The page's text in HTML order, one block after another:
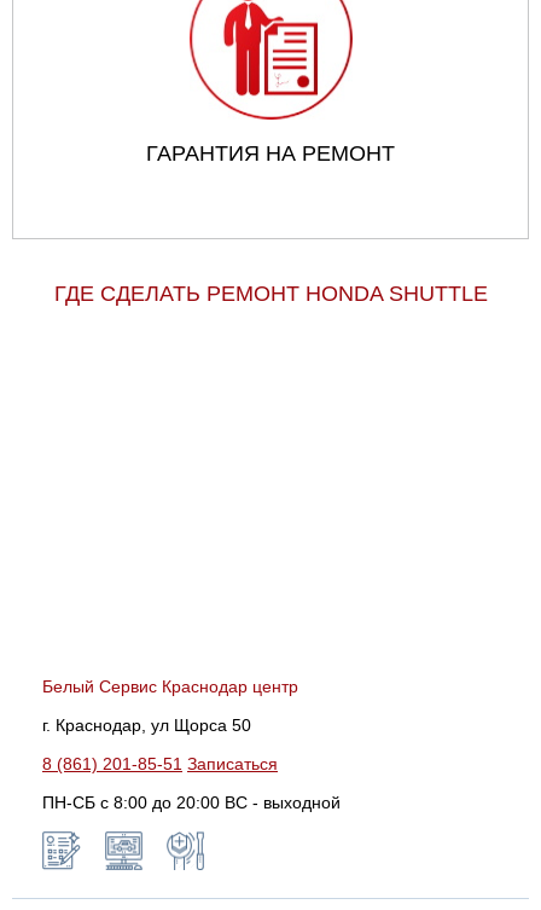
ГАРАНТИЯ НА РЕМОНТ
ГДЕ СДЕЛАТЬ РЕМОНТ HONDA SHUTTLE
Белый Сервис Краснодар центр
г. Краснодар, ул Щорса 50
8 (861) 201-85-51 Записаться
ПН-СБ с 8:00 до 20:00 ВС - выходной